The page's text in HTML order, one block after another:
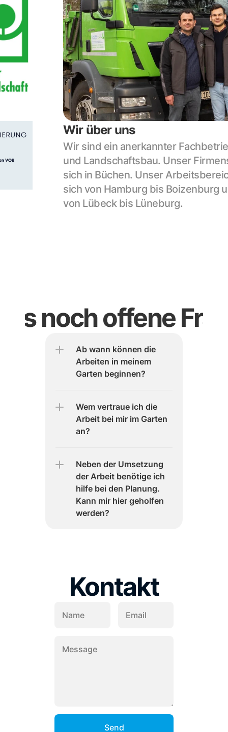
Wir über uns
Wir sind ein anerkannter
und Landschaftsbau. Unser
sich in Büchen. Unser
sich von Hamburg bis Boizenburg
von Lübeck bis Lüneburg.
es noch offene
Ab wann können die
Arbeiten in meinem
Garten beginnen?
Wem vertraue ich die
Arbeit bei mir im Garten
an?
Neben der Umsetzung
der Arbeit benötige ich
hilfe bei den Planung.
Kann mir hier geholfen
werden?
Kontakt